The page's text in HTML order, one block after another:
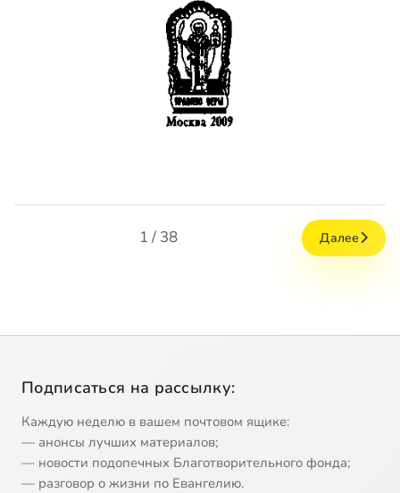
1 / 38 Далее
Подписаться на рассылку:
Каждую неделю в вашем почтовом ящике:
— анонсы лучших материалов;
— новости подопечных Благотворительного фонда;
— разговор о жизни по Евангелию.